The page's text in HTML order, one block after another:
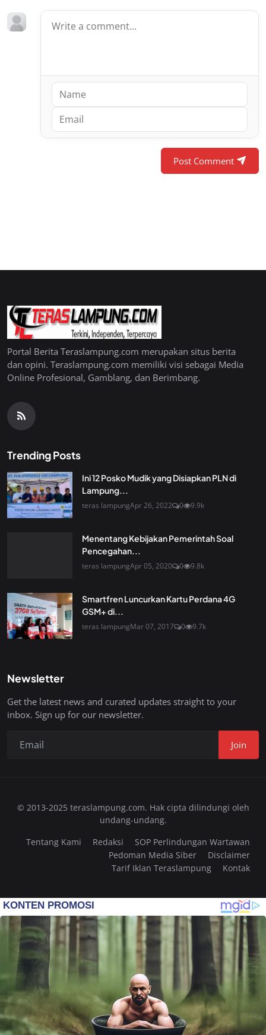
Post Comment
Portal Berita Teraslampung.com merupakan situs berita
dan opini. Teraslampung.com memiliki visi sebagai Media
Online Profesional, Gamblang, dan Berimbang.
Trending Posts
Ini 12 Posko Mudik yang Disiapkan PLN di
Lampung...
teras lampungApr 26, 2022 0 9.9k
Menentang Kebijakan Pemerintah Soal
Pencegahan...
teras lampungApr 05, 2020 0 9.8k
Smartfren Luncurkan Kartu Perdana 4G
GSM+ di...
teras lampungMar 07, 2017 0 9.7k
Newsletter
Get the latest news and curated updates straight to your
inbox. Sign up for our newsletter.
Join
© 2013-2025 teraslampung.com. Hak cipta dilindungi oleh
undang-undang.
Tentang Kami
Redaksi
SOP Perlindungan Wartawan
Pedoman Media Siber
Disclaimer
Tarif Iklan Teraslampung
Kontak